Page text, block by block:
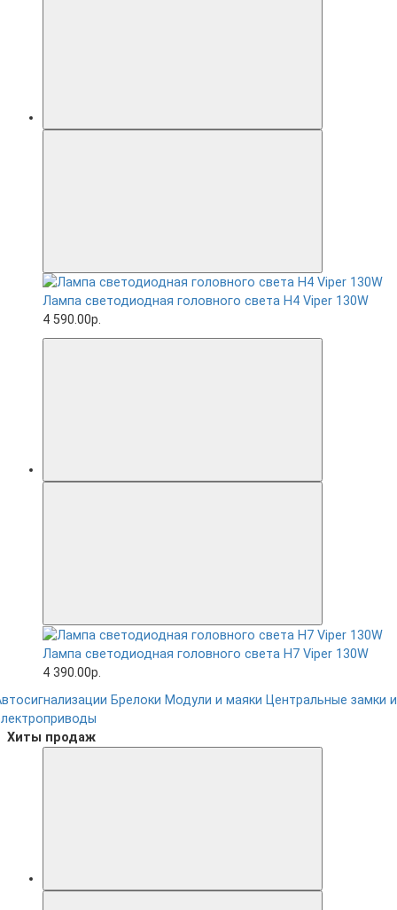
Лампа светодиодная головного света H4 Viper 130W
4 590.00р.
Лампа светодиодная головного света H7 Viper 130W
4 390.00р.
Брелоки Модули и маяки Центральные замки и
Хиты продаж